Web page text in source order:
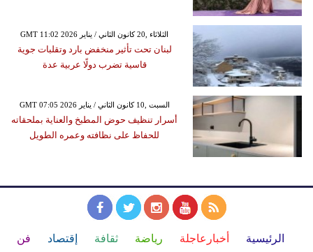
GMT 11:02 2026 الثلاثاء ,20 كانون الثاني / يناير
لبنان تحت تأثير منخفض بارد وتقلبات جوية
قاسية تضرب دولًا عربية عدة
GMT 07:05 2026 السبت ,10 كانون الثاني / يناير
أسرار تنظيف حوض المطبخ والعناية بملحقاته
للحفاظ على نظافته وعمره الطويل
الرئيسية أخبارعاجلة رياضة ثقافة إقتصاد فن